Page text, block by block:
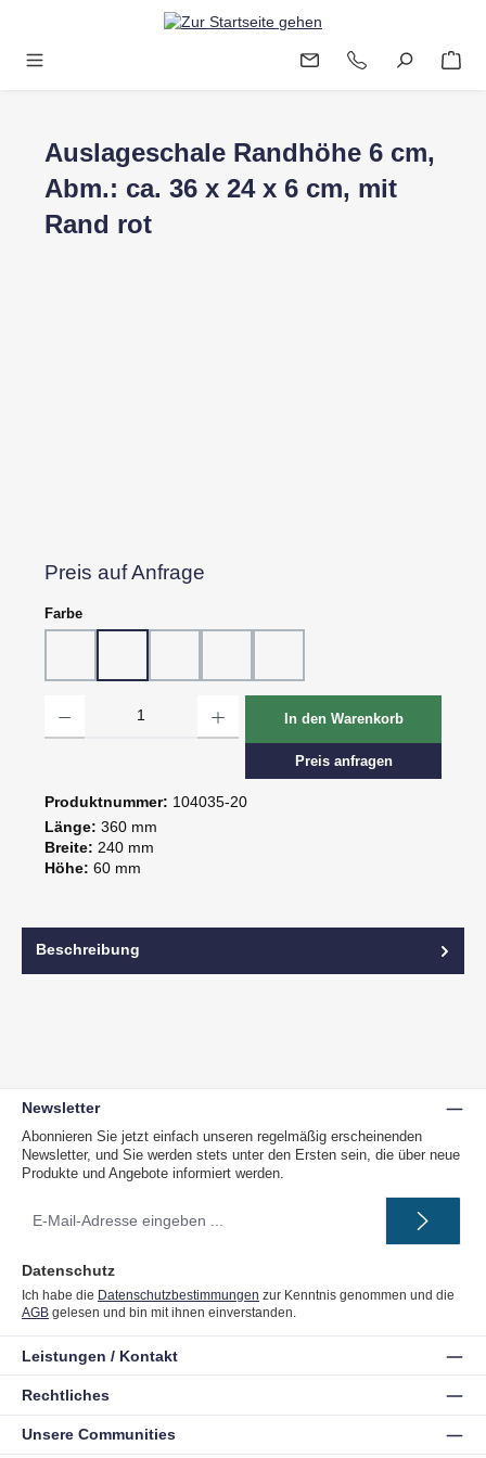
Zum Hauptinhalt springen
Auslageschale Randhöhe 6 cm,
Abm.: ca. 36 x 24 x 6 cm, mit
Rand rot
Preis auf Anfrage
Farbeauswählen
In den Warenkorb
Preis anfragen
Produktnummer: 104035-20
Länge: 360 mm
Breite: 240 mm
Höhe: 60 mm
Beschreibung
Newsletter
Abonnieren Sie jetzt einfach unseren regelmäßig erscheinenden
Newsletter, und Sie werden stets unter den Ersten sein, die über neue
Produkte und Angebote informiert werden.
Mail-
Datenschutz
Ich habe die Datenschutzbestimmungen zur Kenntnis genommen und die
AGB gelesen und bin mit ihnen einverstanden.
Unsere Communities
Leistungen / Kontakt
Rechtliches